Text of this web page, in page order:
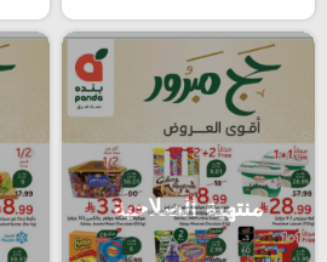
منتهية الصلاحية